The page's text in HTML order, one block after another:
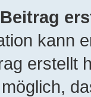
kann
erstellt